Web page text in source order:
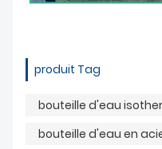
produit Tag